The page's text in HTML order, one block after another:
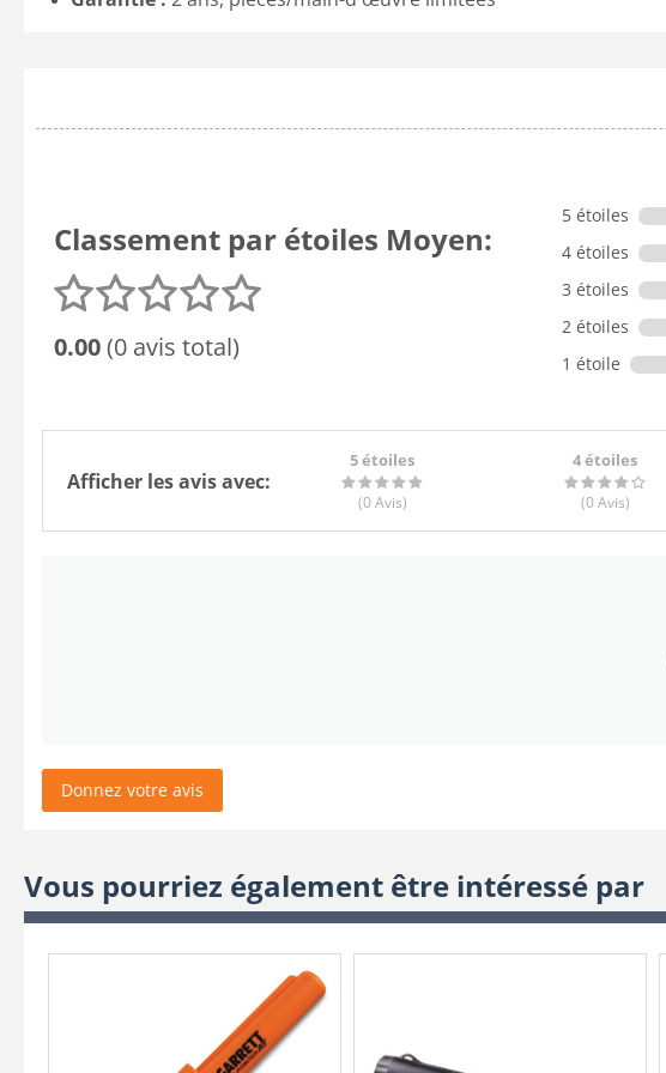
Classement par étoiles Moyen:
0.00(0 avis total)
5 étoiles
4 étoiles
3 étoiles
2 étoiles
1 étoile
Afficher les avis avec:
5 étoiles
(0 Avis)
4 étoiles
(0 Avis)
Donnez votre avis
Vous pourriez également être intéressé par